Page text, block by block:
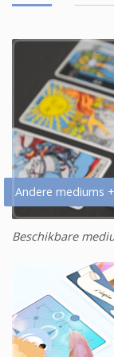
Andere mediums +
Beschikbare